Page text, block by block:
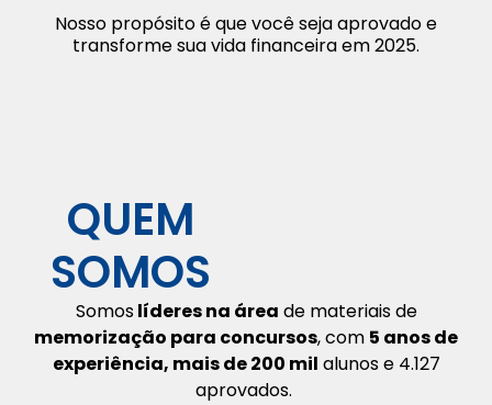
Nosso propósito é que você seja aprovado e
transforme sua vida financeira em 2025.
QUEM
SOMOS
Somoslíderes na área de materiais de
memorização para concursos, com 5 anos de
experiência, mais de 200 mil alunos e 4.127
aprovados.